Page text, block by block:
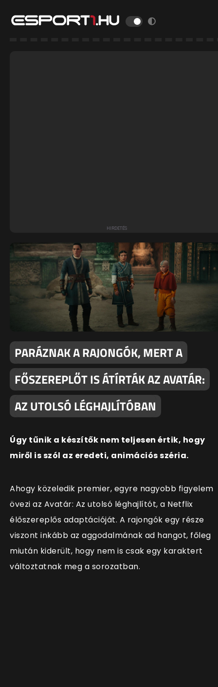
PARÁZNAK A RAJONGÓK, MERT A
FŐSZEREPLŐT IS ÁTÍRTÁK AZ AVATÁR:
AZ UTOLSÓ LÉGHAJLÍTÓBAN
Úgy tűnik a készítők nem teljesen értik, hogy
miről is szól az eredeti, animációs széria.
Ahogy közeledik premier, egyre nagyobb figyelem
övezi az Avatár: Az utolsó léghajlítót, a Netflix
élőszereplős adaptációját. A rajongók egy része
viszont inkább az aggodalmának ad hangot, főleg
miután kiderült, hogy nem is csak egy karaktert
változtatnak meg a sorozatban.